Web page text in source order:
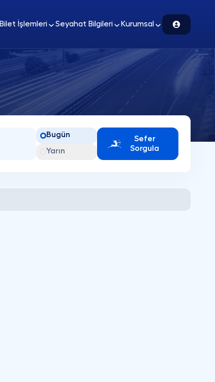
Bilet İşlemleri Seyahat Bilgileri Kurumsal
Bugün
Yarın
Sefer
Sorgula